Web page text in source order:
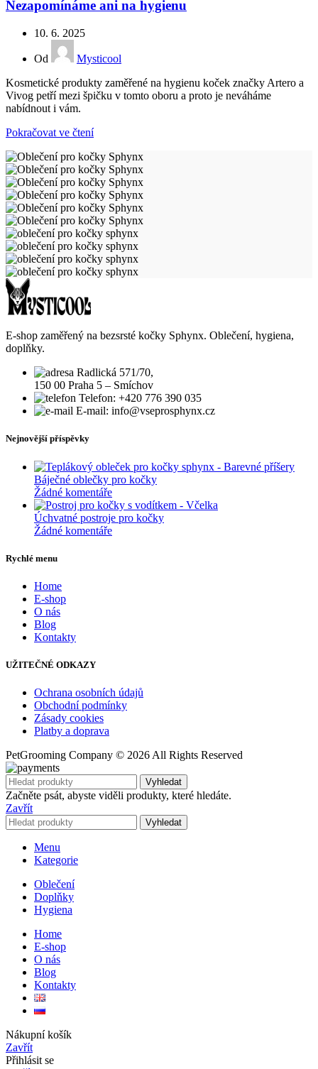
Nezapomínáme ani na hygienu
10. 6. 2025
Od
Mysticool
Kosmetické produkty zaměřené na hygienu koček značky Artero a
Vivog petří mezi špičku v tomto oboru a proto je neváháme
nabídnout i vám.
Pokračovat ve čtení
E-shop zaměřený na bezsrsté kočky Sphynx. Oblečení, hygiena,
doplňky.
Radlická 571/70,
150 00 Praha 5 – Smíchov
Telefon: +420 776 390 035
E-mail: info@vseprosphynx.cz
Nejnovější příspěvky
Báječné oblečky pro kočky
Žádné komentáře
Úchvatné postroje pro kočky
Žádné komentáře
Rychlé menu
Home
E-shop
O nás
Blog
Kontakty
UŽITEČNÉ ODKAZY
Ochrana osobních údajů
Obchodní podmínky
Zásady cookies
Platby a doprava
PetGrooming Company © 2026 All Rights Reserved
Vyhledat
Začněte psát, abyste viděli produkty, které hledáte.
Zavřít
Vyhledat
Menu
Kategorie
Oblečení
Doplňky
Hygiena
Home
E-shop
O nás
Blog
Kontakty
Nákupní košík
Zavřít
Přihlásit se